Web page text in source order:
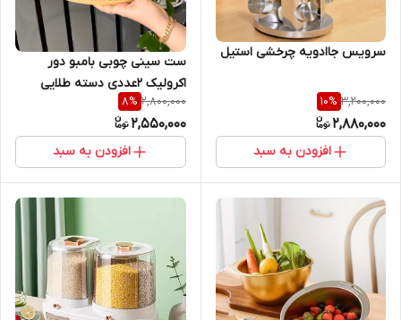
سرویس جاادویه چرخشی استیل
3,200,000
10%
2,880,000
افزودن به سبد
ست سینی چوبی بامبو دور
اکرولیک ۲عددی دسته طلایی
2,800,000
8%
2,550,000
افزودن به سبد